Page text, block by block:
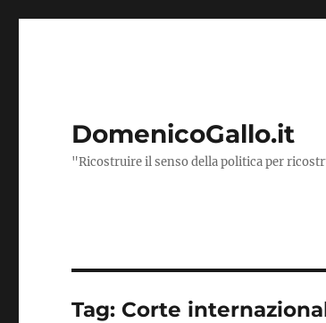
DomenicoGallo.it
"Ricostruire il senso della politica per
Tag: Corte